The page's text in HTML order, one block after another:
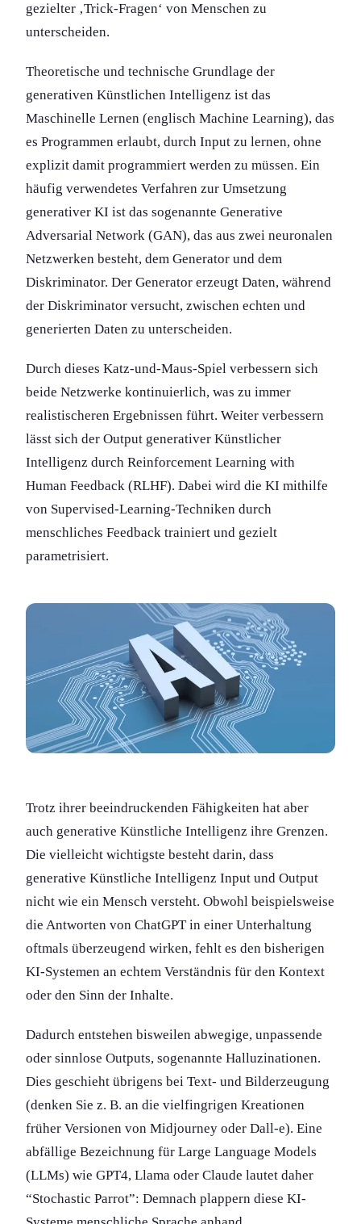
gezielter ‚Trick-Fragen‘ von Menschen zu
unterscheiden.
Theoretische und technische Grundlage der
generativen Künstlichen Intelligenz ist das
Maschinelle Lernen (englisch Machine Learning), das
es Programmen erlaubt, durch Input zu lernen, ohne
explizit damit programmiert werden zu müssen. Ein
häufig verwendetes Verfahren zur Umsetzung
generativer KI ist das sogenannte Generative
Adversarial Network (GAN), das aus zwei neuronalen
Netzwerken besteht, dem Generator und dem
Diskriminator. Der Generator erzeugt Daten, während
der Diskriminator versucht, zwischen echten und
generierten Daten zu unterscheiden.
Durch dieses Katz-und-Maus-Spiel verbessern sich
beide Netzwerke kontinuierlich, was zu immer
realistischeren Ergebnissen führt. Weiter verbessern
lässt sich der Output generativer Künstlicher
Intelligenz durch Reinforcement Learning with
Human Feedback (RLHF). Dabei wird die KI mithilfe
von Supervised-Learning-Techniken durch
menschliches Feedback trainiert und gezielt
parametrisiert.
Trotz ihrer beeindruckenden Fähigkeiten hat aber
auch generative Künstliche Intelligenz ihre Grenzen.
Die vielleicht wichtigste besteht darin, dass
generative Künstliche Intelligenz Input und Output
nicht wie ein Mensch versteht. Obwohl beispielsweise
die Antworten von ChatGPT in einer Unterhaltung
oftmals überzeugend wirken, fehlt es den bisherigen
KI-Systemen an echtem Verständnis für den Kontext
oder den Sinn der Inhalte.
Dadurch entstehen bisweilen abwegige, unpassende
oder sinnlose Outputs, sogenannte Halluzination­en.
Dies geschieht übrigens bei Text- und Bilderzeugung
(denken Sie z. B. an die vielfingrigen Kreationen
früher Versionen von Midjourney oder Dall-e). Eine
abfällige Bezeichnung für Large Language Models
(LLMs) wie GPT4, Llama oder Claude lautet daher
“Stochastic Parrot”: Demnach plappern diese KI-